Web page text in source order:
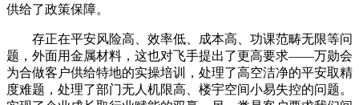
供给了政策保障。
存正在平安风险高、效率低、成本高、功课范畴无限等问
题，外面用金属材料，这也对飞手提出了更高要求——万勋会
为合做客户供给特地的实操培训，处理了高空洁净的平安取精
度难题，处理了部门无人机限高、楼宇空间小易失控的问题。